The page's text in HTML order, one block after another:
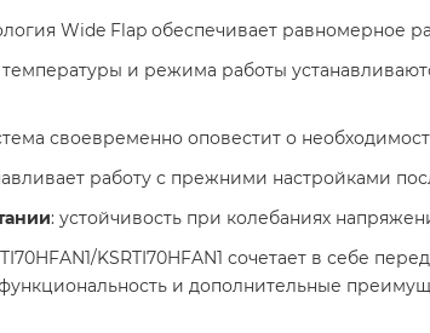
Wide Flap обеспечивает равномерное
и режима работы
своевременно оповестит о
работу с прежними настройками
: устойчивость при колебаниях
KSRTI70HFAN1 сочетает в себе
и дополнительные